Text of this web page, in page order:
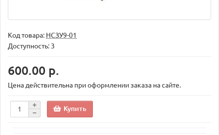
Код товара: НСЗУ9-01
Доступность: 3
600.00 р.
Цена действительна при оформлении заказа на сайте.
Купить